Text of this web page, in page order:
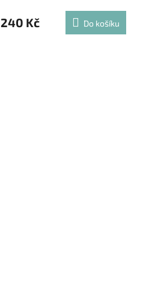
240 Kč Do košíku